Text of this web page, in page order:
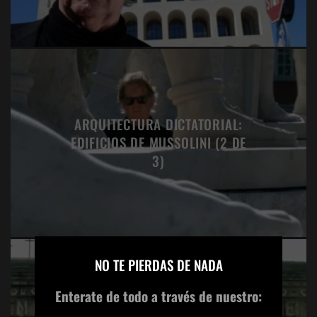
ARQUITECTURA DICTATORIAL:
EDIFICIOS DE MUSSOLINI (2 DE
3)
NO TE PIERDAS DE NADA
Enterate de todoa través de nuestro: